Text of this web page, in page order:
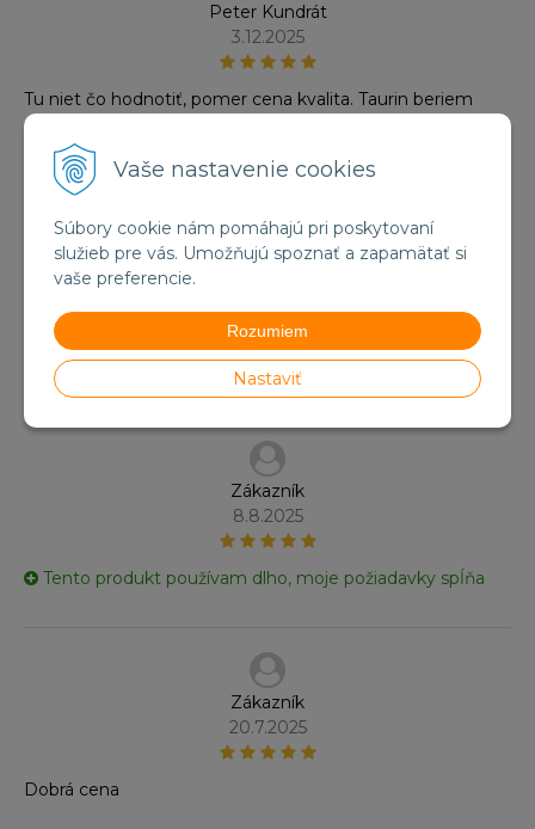
Vaše nastavenie cookies
Súbory cookie nám pomáhajú pri poskytovaní
služieb pre vás. Umožňujú spoznať a zapamätať si
vaše preferencie.
Rozumiem
Nastaviť
Peter Kundrát
3.12.2025
Tu niet čo hodnotiť, pomer cena kvalita. Taurin beriem
pravidelne v dennej dávke 5 gramov, prevencia proti
kŕčom a super na energiu.
Pomer cena / kvalita.
Zákazník
8.8.2025
Tento produkt používam dlho, moje požiadavky spĺňa
Zákazník
20.7.2025
Dobrá cena